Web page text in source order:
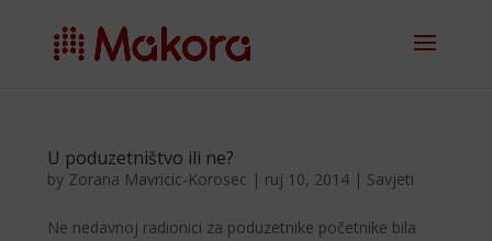
U poduzetništvo ili ne?
by Zorana Mavricic-Korosec | ruj 10, 2014 | Savjeti
Ne nedavnoj radionici za poduzetnike početnike bila